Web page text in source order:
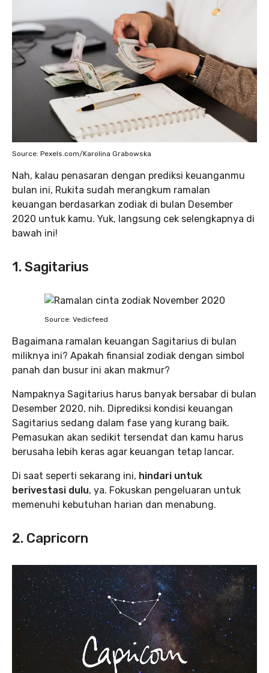
Source: Pexels.com/Karolina Grabowska
Nah, kalau penasaran dengan prediksi keuanganmu
bulan ini, Rukita sudah merangkum ramalan
keuangan berdasarkan zodiak di bulan Desember
2020 untuk kamu. Yuk, langsung cek selengkapnya di
bawah ini!
1. Sagitarius
Source: Vedicfeed
Bagaimana ramalan keuangan Sagitarius di bulan
miliknya ini? Apakah finansial zodiak dengan simbol
panah dan busur ini akan makmur?
Nampaknya Sagitarius harus banyak bersabar di bulan
Desember 2020, nih. Diprediksi kondisi keuangan
Sagitarius sedang dalam fase yang kurang baik.
Pemasukan akan sedikit tersendat dan kamu harus
berusaha lebih keras agar keuangan tetap lancar.
Di saat seperti sekarang ini, hindari untuk
berivestasi dulu, ya. Fokuskan pengeluaran untuk
memenuhi kebutuhan harian dan menabung.
2. Capricorn